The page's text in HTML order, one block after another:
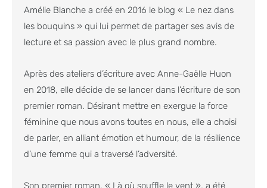
Amélie Blanche a créé en 2016 le blog « Le nez dans
les bouquins » qui lui permet de partager ses avis de
lecture et sa passion avec le plus grand nombre.
Après des ateliers d’écriture avec Anne-Gaëlle Huon
en 2018, elle décide de se lancer dans l’écriture de son
premier roman. Désirant mettre en exergue la force
féminine que nous avons toutes en nous, elle a choisi
de parler, en alliant émotion et humour, de la résilience
d’une femme qui a traversé l’adversité.
Son premier roman, « Là où souffle le vent », a été